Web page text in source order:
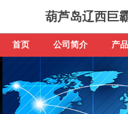
葫芦岛辽西巨
首页 公司简介 产